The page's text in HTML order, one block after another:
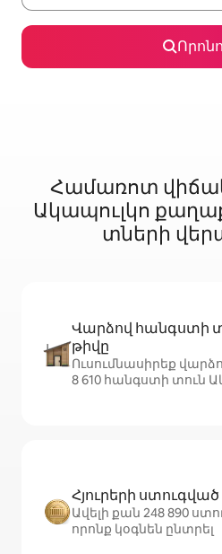
Համառոտ
Ակապուլկո
տների
Վարձով հանգստի
թիվը
Ուսումնասիրեք
8 610 հանգստի տուն
Հյուրերի
Ավելի քան 248 890
որոնք կօգնեն ընտրել